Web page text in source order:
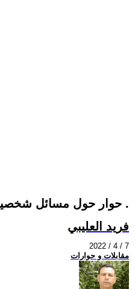
حوار حول مسائل شخصية .
فريد العليبي
2022 / 4 / 7
مقابلات و حوارات